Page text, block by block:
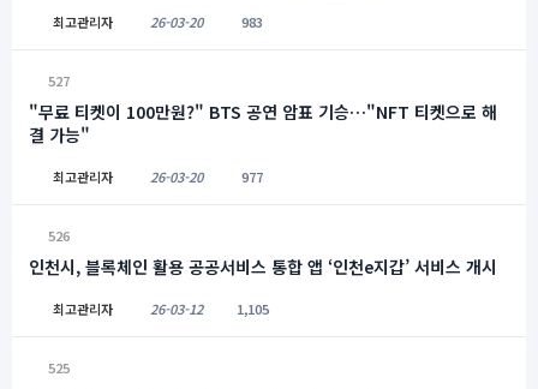
최고관리자 26-03-20 983
527
"무료 티켓이 100만원?" BTS 공연 암표 기승…"NFT 티켓으로 해
결 가능"
최고관리자 26-03-20 977
526
인천시, 블록체인 활용 공공서비스 통합 앱 ‘인천e지갑’ 서비스 개시
최고관리자 26-03-12 1,105
525